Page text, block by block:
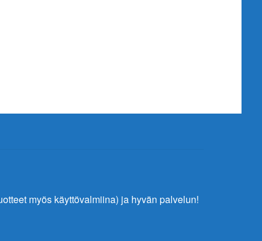
myös käyttövalmiina) ja hyvän palvelun!